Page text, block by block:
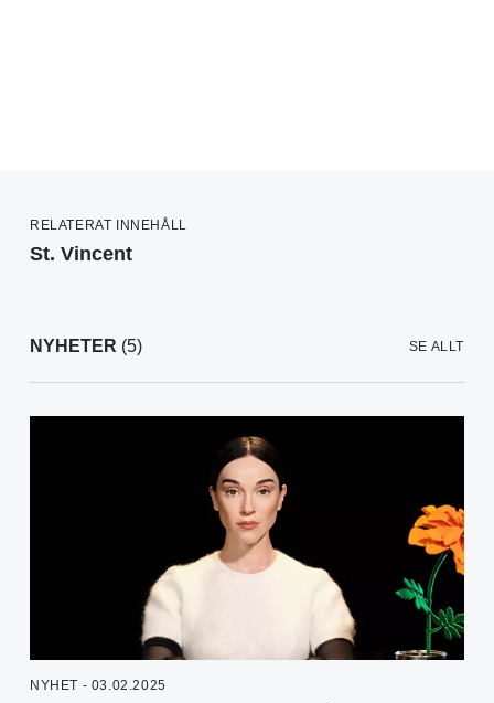
RELATERAT INNEHÅLL
St. Vincent
NYHETER (5) SE ALLT
NYHET - 03.02.2025